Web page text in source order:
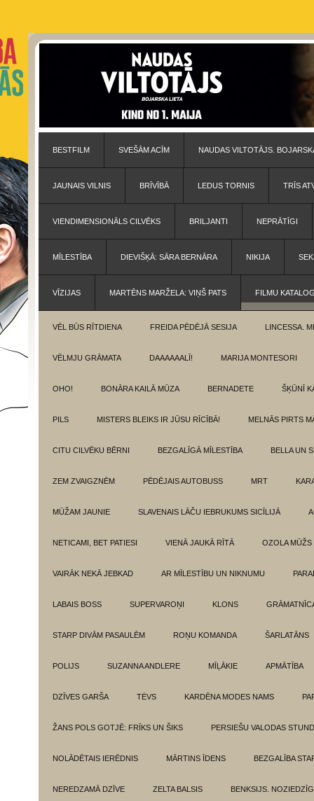
BESTFILM SVEŠĀM ACĪM NAUDAS VILTOTĀJS.
JAUNAIS VILNIS BRĪVĪBĀ LEDUS TORNIS TRĪS
VIENDIMENSIONĀLS CILVĒKS BRILJANTI NEPRĀTĪGI
MĪLESTĪBA DIEVIŠĶĀ: SĀRA BERNĀRA NIKIJA
VĪZIJAS MARTĒNS MARŽELA: VIŅŠ PATS FILMU
VĒL BŪS RĪTDIENA FREIDA PĒDĒJĀ SESIJA LINCESSA.
VĒLMJU GRĀMATA DAAAAAALĪ! MARIJA MONTESORI
OHO! BONĀRA KAILĀ MŪZA BERNADETE ŠĶŪNĪ
PILS MISTERS BLEIKS IR JŪSU RĪCĪBĀ! MELNĀS PIRTS
CITU CILVĒKU BĒRNI BEZGALĪGĀ MĪLESTĪBA BELLA UN
ZEM ZVAIGZNĒM PĒDĒJAIS AUTOBUSS MRT
MŪŽAM JAUNIE SLAVENAIS LĀČU IEBRUKUMS SICĪLIJĀ
NETICAMI, BET PATIESI VIENĀ JAUKĀ RĪTĀ OZOLA MŪŽS
VAIRĀK NEKĀ JEBKAD AR MĪLESTĪBU UN NIKNUMU
LABAIS BOSS SUPERVAROŅI KLONS
STARP DIVĀM PASAULĒM ROŅU KOMANDA ŠARLATĀNS
POLIJS SUZANNA ANDLERE MĪĻĀKIE APMĀTĪBA
DZĪVES GARŠA TĖVS KARDĒNA MODES NAMS
ŽANS POLS GOTJĒ: FRĪKS UN ŠIKS PERSIEŠU VALODAS
NOLĀDĒTAIS IERĒDNIS MĀRTINS ĪDENS BEZGALĪBA
NEREDZAMĀ DZĪVE ZELTA BALSIS BENKSIJS.